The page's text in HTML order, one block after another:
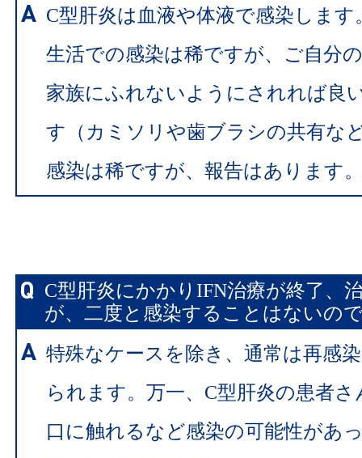
C型肝炎は血液や体液で感染します
生活での感染は稀ですが、ご自分
家族にふれないようにされれば良
す（カミソリや歯ブラシの共有な
感染は稀ですが、報告はあります
C型肝炎にかかりIFN治療が終了、
が、二度と感染することはないの
特殊なケースを除き、通常は再感
られます。万一、C型肝炎の患者
口に触れるなど感染の可能性があ